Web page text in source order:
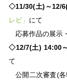
◇11/30(土)～12/
レビ」 にて
応募作品の展示
◇12/7(土) 14:00
て
公開二次審査(各